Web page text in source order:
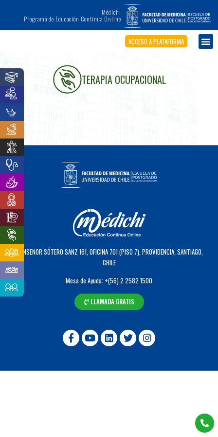
Médichi
Programa de Educación Continua Online
ACCESO A PLATAFORMA
TERAPIA OCUPACIONAL
MONSEÑOR SÓTERO SANZ 161, OFICINA 701 (PISO 7), PROVIDENCIA, SANTIAGO,
CHILE
Mesa de Ayuda: +(56) 2 2582 1500
LLAMADA GRATIS